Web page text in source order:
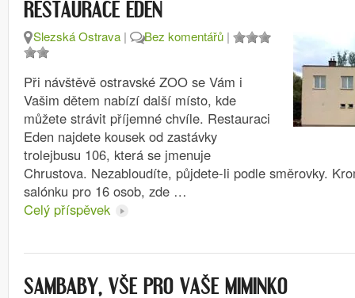
RESTAURACE EDEN
Slezská Ostrava | Bez komentářů |
Při návštěvě ostravské ZOO se Vám i
Vašim dětem nabízí další místo, kde
můžete strávit příjemné chvíle. Restauraci
Eden najdete kousek od zastávky
trolejbusu 106, která se jmenuje
Chrustova. Nezabloudíte, půjdete-li podle směrovky.
salónku pro 16 osob, zde …
Celý příspěvek
SAMBABY, VŠE PRO VAŠE MIMINKO